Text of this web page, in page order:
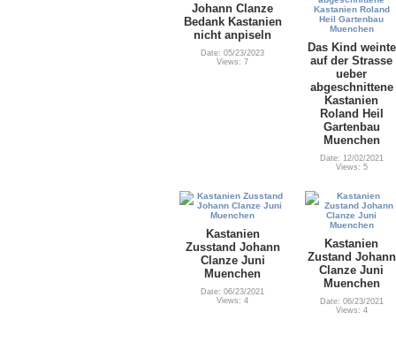
Johann Clanze
Bedank Kastanien
nicht anpiseln
Date: 05/23/2023
Views: 7
Das Kind weinte
auf der Strasse
ueber
abgeschnittene
Kastanien
Roland Heil
Gartenbau
Muenchen
Date: 12/02/2021
Views: 5
Kastanien
Zusstand Johann
Clanze Juni
Muenchen
Date: 06/23/2021
Views: 4
Kastanien
Zustand Johann
Clanze Juni
Muenchen
Date: 06/23/2021
Views: 4